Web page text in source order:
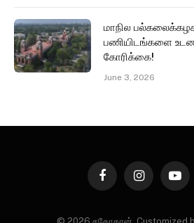
மாநில
பணியிடங்களை
கோரிக்கை!
June 3, 2026
FacebookInstagram